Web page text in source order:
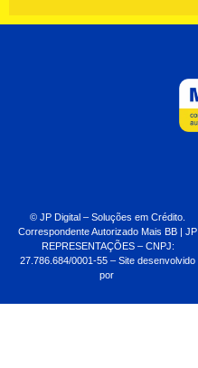
© JP Digital – Soluções em Crédito.
Correspondente Autorizado Mais BB | JP
REPRESENTAÇÕES – CNPJ:
27.786.684/0001-55 – Site desenvolvido
por